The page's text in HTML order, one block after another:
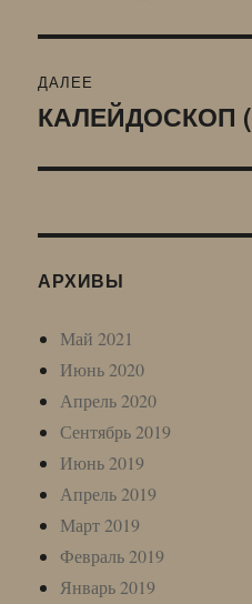
ДАЛЕЕ
Следующая
КАЛЕЙДОСКОП
АРХИВЫ
Май 2021
Июнь 2020
Апрель 2020
Сентябрь 2019
Июнь 2019
Апрель 2019
Март 2019
Февраль 2019
Январь 2019